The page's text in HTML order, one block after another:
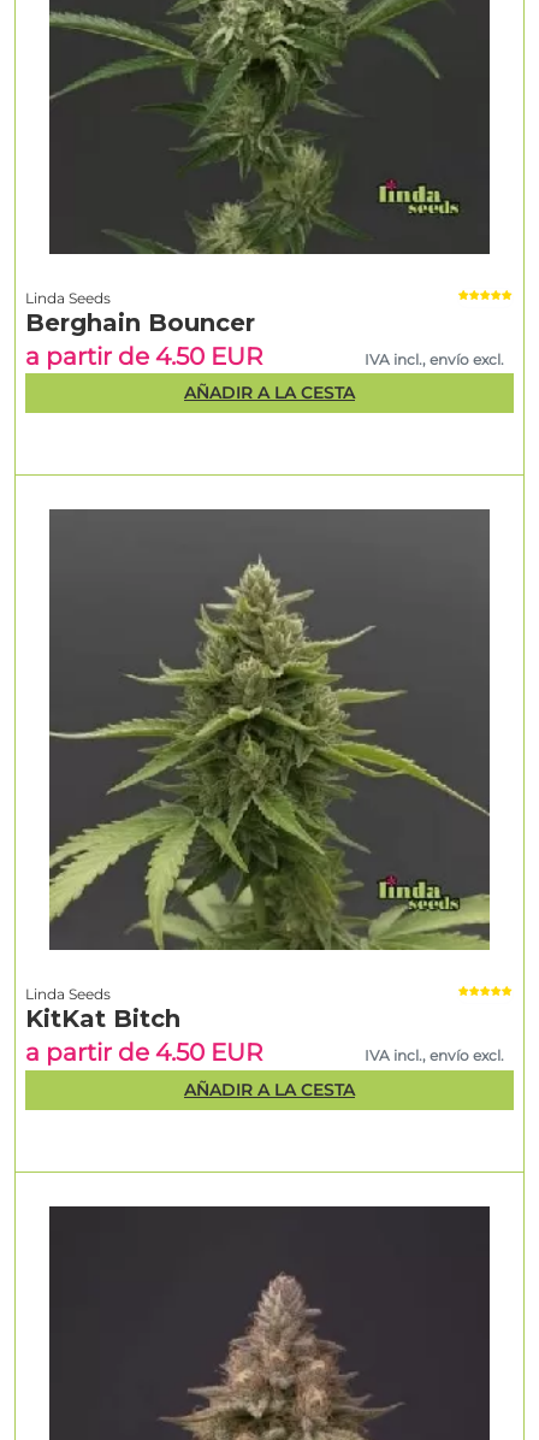
Linda Seeds
KitKat Bitch
a partir de 4.50 EUR
IVA incl., envío excl.
AÑADIR A LA CESTA
Linda Seeds
Berghain Bouncer
a partir de 4.50 EUR
IVA incl., envío excl.
AÑADIR A LA CESTA